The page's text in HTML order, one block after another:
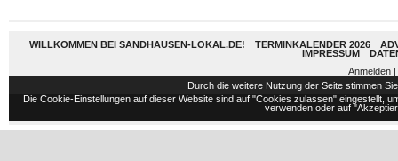
WILLKOMMEN BEI SANDHAUSEN-LOKAL.DE! TERMINKALENDER 2026
IMPRESSUM
Anmelden
Durch die weitere Nutzung der Seite stimmen
Die Cookie-Einstellungen auf dieser Website sind auf "Cookies zulassen" eingestellt,
verwenden oder auf